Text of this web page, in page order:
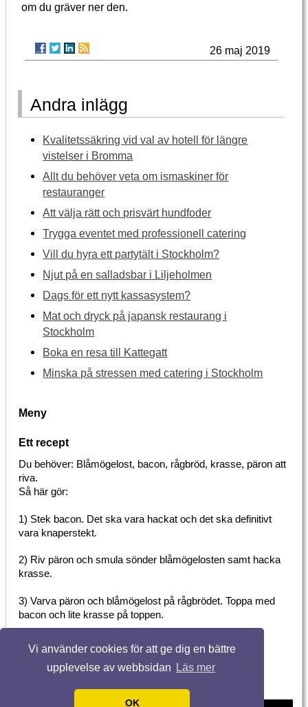
Vi använder cookies för att ge dig en bättre
upplevelse av webbsidan
Läs mer
OK
om du gräver ner den.
26 maj 2019
Andra inlägg
Kvalitetssäkring vid val av hotell för längre
vistelser i Bromma
Allt du behöver veta om ismaskiner för
restauranger
Att välja rätt och prisvärt hundfoder
Trygga eventet med professionell catering
Vill du hyra ett partytält i Stockholm?
Njut på en salladsbar i Liljeholmen
Dags för ett nytt kassasystem?
Mat och dryck på japansk restaurang i
Stockholm
Boka en resa till Kattegatt
Minska på stressen med catering i Stockholm
Meny
Ett recept
Du behöver: Blåmögelost, bacon, rågbröd, krasse, päron att
riva.
Så här gör:
1) Stek bacon. Det ska vara hackat och det ska definitivt
vara knaperstekt.
2) Riv päron och smula sönder blåmögelosten samt hacka
krasse.
3) Varva päron och blåmögelost på rågbrödet. Toppa med
bacon och lite krasse på toppen.
4) Njut!